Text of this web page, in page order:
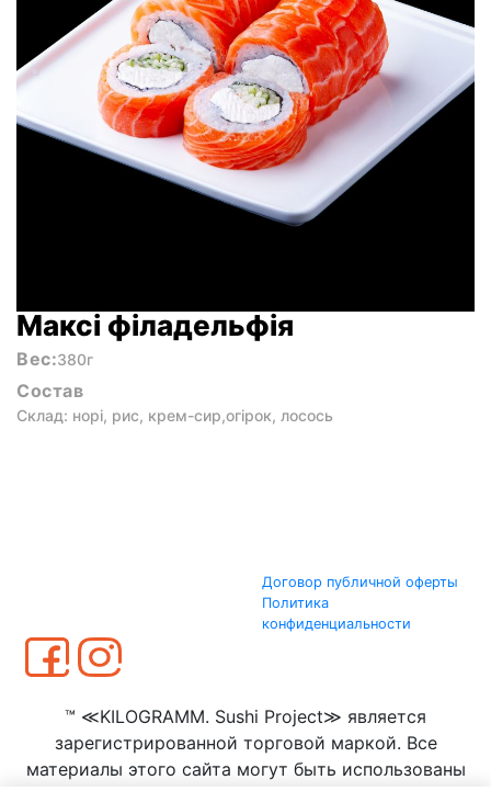
Максі філадельфія
Вес:380г
Состав
Склад: норі, рис, крем-сир,огірок, лосось
Договор публичной оферты
Политика
конфиденциальности
™ ≪KILOGRAMM. Sushi Project≫ является
зарегистрированной торговой маркой. Все
материалы этого сайта могут быть использованы